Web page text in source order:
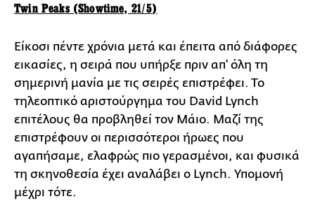
Twin Peaks (Showtime, 21/5)
Είκοσι πέντε χρόνια μετά και έπειτα από διάφορες
εικασίες, η σειρά που υπήρξε πριν απ' όλη τη
σημερινή μανία με τις σειρές επιστρέφει. Το
τηλεοπτικό αριστούργημα του David Lynch
επιτέλους θα προβληθεί τον Μάιο. Μαζί της
επιστρέφουν οι περισσότεροι ήρωες που
αγαπήσαμε, ελαφρώς πιο γερασμένοι, και φυσικά
τη σκηνοθεσία έχει αναλάβει ο Lynch. Υπομονή
μέχρι τότε.